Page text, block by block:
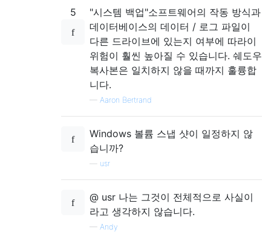
5
"시스템 백업"소프트웨어의 작동 방식과
데이터베이스의 데이터 / 로그 파일이
다른 드라이브에 있는지 여부에 따라이
위험이 훨씬 높아질 수 있습니다. 쉐도우
복사본은 일치하지 않을 때까지 훌륭합
니다.
— Aaron Bertrand
Windows 볼륨 스냅 샷이 일정하지 않
습니까?
usr
@ usr 나는 그것이 전체적으로 사실이
라고 생각하지 않습니다.
— Andy